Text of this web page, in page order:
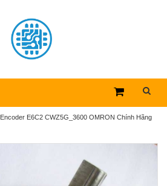
Encoder E6C2 CWZ5G_3600 OMRON Chính Hãng